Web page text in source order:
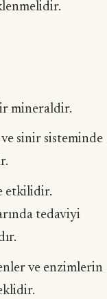
mineraldir.
ve sinir sisteminde
etkilidir.
tedaviyi
ve enzimlerin